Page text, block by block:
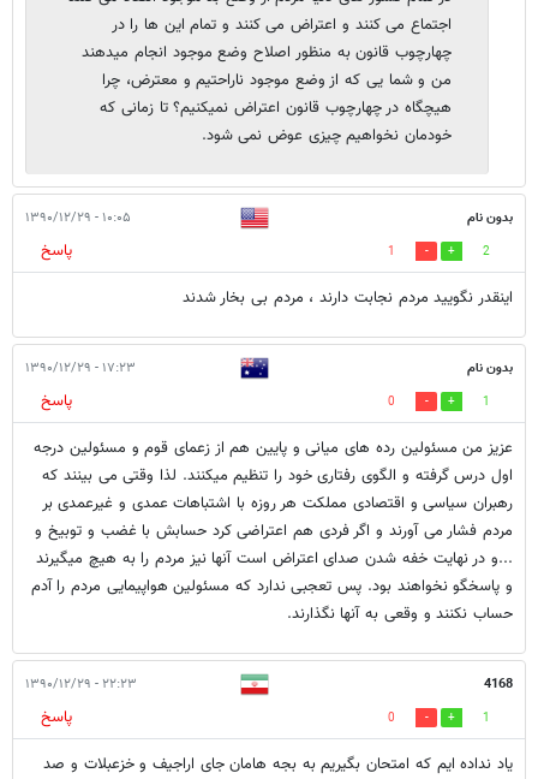
اجتماع می کنند و اعتراض می کنند و تمام این ها را در
چهارچوب قانون به منظور اصلاح وضع موجود انجام میدهند
من و شما یی که از وضع موجود ناراحتیم و معترض، چرا
هیچگاه در چهارچوب قانون اعتراض نمیکنیم؟ تا زمانی که
خودمان نخواهیم چیزی عوض نمی شود.
بدون نام ۱۰:۰۵ - ۱۳۹۰/۱۲/۲۹
2
1
پاسخ
اینقدر نگویید مردم نجابت دارند ، مردم بی بخار شدند
بدون نام ۱۷:۲۳ - ۱۳۹۰/۱۲/۲۹
1
0
پاسخ
عزیز من مسئولین رده های میانی و پایین هم از زعمای قوم و مسئولین درجه
اول درس گرفته و الگوی رفتاری خود را تنظیم میکنند. لذا وقتی می بینند که
رهبران سیاسی و اقتصادی مملکت هر روزه با اشتباهات عمدی و غیرعمدی بر
مردم فشار می آورند و اگر فردی هم اعتراضی کرد حسابش با غضب و توبیخ و
...و در نهایت خفه شدن صدای اعتراض است آنها نیز مردم را به هیچ میگیرند
و پاسخگو نخواهند بود. پس تعجبی ندارد که مسئولین هواپیمایی مردم را آدم
حساب نکنند و وقعی به آنها نگذارند.
4168 ۲۲:۲۳ - ۱۳۹۰/۱۲/۲۹
1
0
پاسخ
یاد نداده ایم که امتحان بگیریم به بجه هامان جای اراجیف و خزعبلات و صد